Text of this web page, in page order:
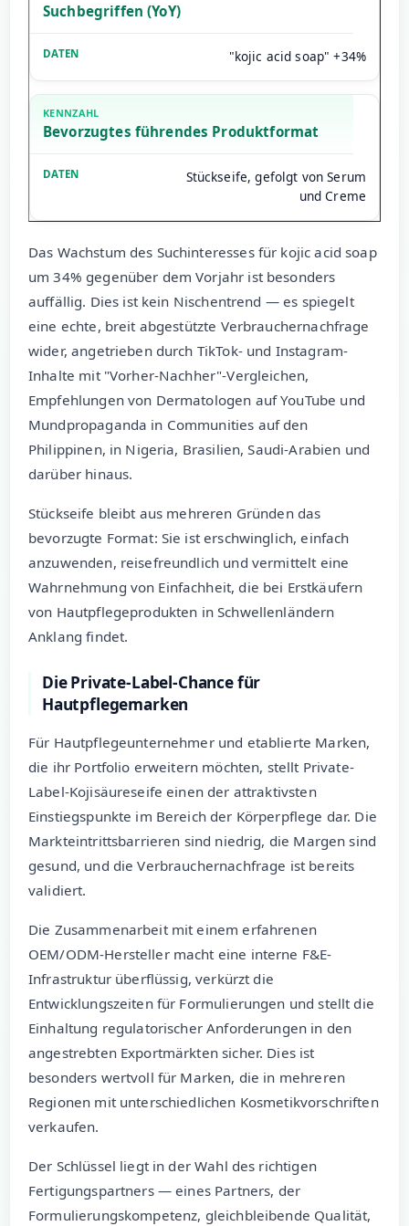
Suchbegriffen (YoY)
"kojic acid soap" +34%
Bevorzugtes führendes Produktformat
Stückseife, gefolgt von Serum
und Creme
Das Wachstum des Suchinteresses für kojic acid soap
um 34% gegenüber dem Vorjahr ist besonders
auffällig. Dies ist kein Nischentrend — es spiegelt
eine echte, breit abgestützte Verbrauchernachfrage
wider, angetrieben durch TikTok- und Instagram-
Inhalte mit "Vorher-Nachher"-Vergleichen,
Empfehlungen von Dermatologen auf YouTube und
Mundpropaganda in Communities auf den
Philippinen, in Nigeria, Brasilien, Saudi-Arabien und
darüber hinaus.
Stückseife bleibt aus mehreren Gründen das
bevorzugte Format: Sie ist erschwinglich, einfach
anzuwenden, reisefreundlich und vermittelt eine
Wahrnehmung von Einfachheit, die bei Erstkäufern
von Hautpflegeprodukten in Schwellenländern
Anklang findet.
Die Private-Label-Chance für
Hautpflegemarken
Für Hautpflegeunternehmer und etablierte Marken,
die ihr Portfolio erweitern möchten, stellt Private-
Label-Kojisäureseife einen der attraktivsten
Einstiegspunkte im Bereich der Körperpflege dar. Die
Markteintrittsbarrieren sind niedrig, die Margen sind
gesund, und die Verbrauchernachfrage ist bereits
validiert.
Die Zusammenarbeit mit einem erfahrenen
OEM/ODM-Hersteller macht eine interne F&E-
Infrastruktur überflüssig, verkürzt die
Entwicklungszeiten für Formulierungen und stellt die
Einhaltung regulatorischer Anforderungen in den
angestrebten Exportmärkten sicher. Dies ist
besonders wertvoll für Marken, die in mehreren
Regionen mit unterschiedlichen Kosmetikvorschriften
verkaufen.
Der Schlüssel liegt in der Wahl des richtigen
Fertigungspartners — eines Partners, der
Formulierungskompetenz, gleichbleibende Qualität,